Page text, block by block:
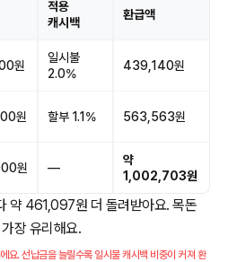
적용
캐시백
환급액
원
일시불
2.0%
439,140원
원 할부 1.1% 563,563원
원 —
약
1,002,703원
약 461,097원 더 돌려받아요. 목돈
장 유리해요.
요. 선납금을 늘릴수록 일시불 캐시백 비중이 커져 환